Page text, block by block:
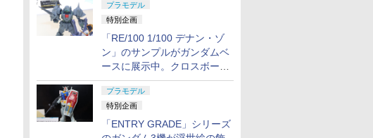
プラモデル
特別企画
「RE/100 1/100 デナン・ゾ
ン」のサンプルがガンダムベ
ースに展示中。クロスボー
ン・バンガードの制式量産機
が間もなく発送【ガンダムベ
ース撮り下ろし】
プラモデル
特別企画
「ENTRY GRADE」シリーズ